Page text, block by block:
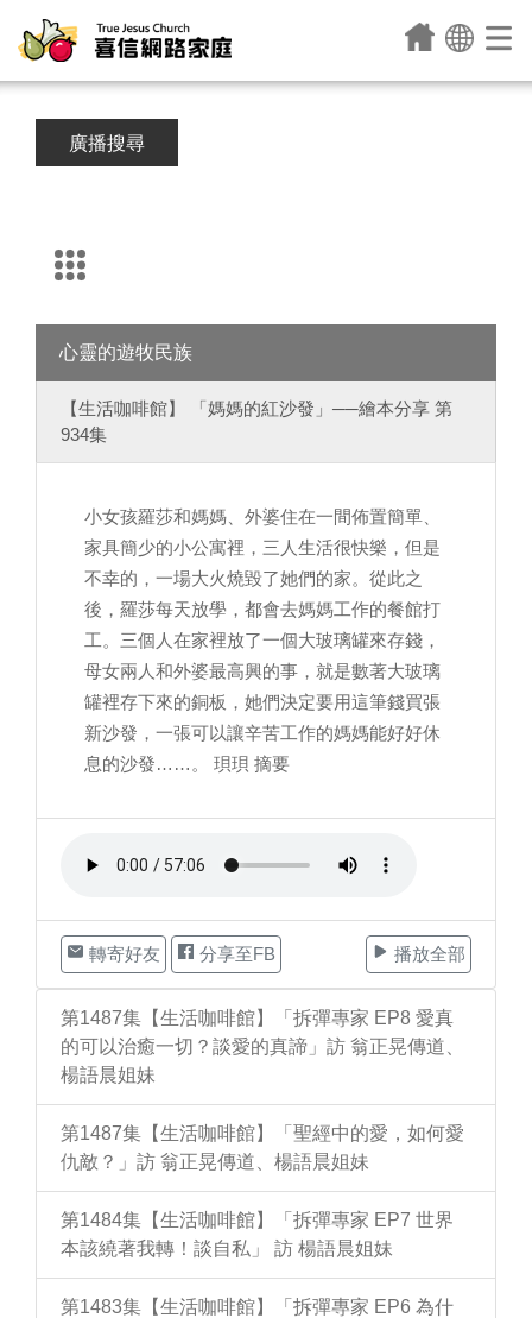
廣播搜尋
心靈的遊牧民族
【生活咖啡館】 「媽媽的紅沙發」──繪本分享 第
934集
小女孩羅莎和媽媽、外婆住在一間佈置簡單、
家具簡少的小公寓裡，三人生活很快樂，但是
不幸的，一場大火燒毀了她們的家。從此之
後，羅莎每天放學，都會去媽媽工作的餐館打
工。三個人在家裡放了一個大玻璃罐來存錢，
母女兩人和外婆最高興的事，就是數著大玻璃
罐裡存下來的銅板，她們決定要用這筆錢買張
新沙發，一張可以讓辛苦工作的媽媽能好好休
息的沙發……。 珼珼 摘要
轉寄好友 分享至FB 播放全部
第1487集【生活咖啡館】「拆彈專家 EP8 愛真
的可以治癒一切？談愛的真諦」訪 翁正晃傳道、
楊語晨姐妹
第1487集【生活咖啡館】「聖經中的愛，如何愛
仇敵？」訪 翁正晃傳道、楊語晨姐妹
第1484集【生活咖啡館】「拆彈專家 EP7 世界
本該繞著我轉！談自私」 訪 楊語晨姐妹
第1483集【生活咖啡館】「拆彈專家 EP6 為什